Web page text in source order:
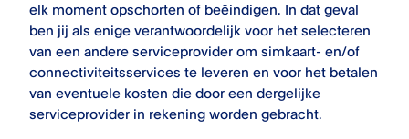
elk moment opschorten of beëindigen. In dat geval
ben jij als enige verantwoordelijk voor het selecteren
van een andere serviceprovider om simkaart- en/of
connectiviteitsservices te leveren en voor het betalen
van eventuele kosten die door een dergelijke
serviceprovider in rekening worden gebracht.